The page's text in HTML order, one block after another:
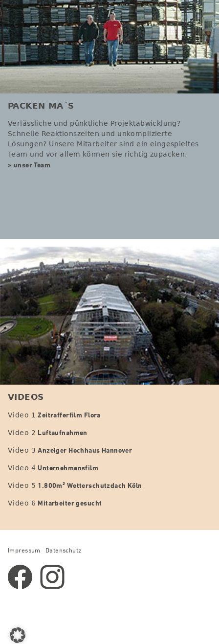
PACKEN MA´S
Verlässliche und pünktliche Projektabwicklung?
Schnelle Reaktionszeiten und unkomplizierte
Lösungen? Unsere Mitarbeiter sind ein eingespieltes
Team und vor allem können sie richtig zupacken.
> unser Team
VIDEOS
Video 1Zeitrafferfilm Flora
Video 2 Luftaufnahmen
Video 3Anzeiger Hochhaus Hannover
Video 4 Unternehmensfilm
Video 5 1.800m² Wetterschutzdach Köln
Video 6 Mitarbeiter gesucht
Impressum Datenschutz